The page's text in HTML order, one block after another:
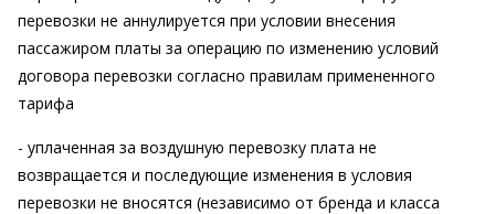
перевозки не аннулируется при условии внесения
пассажиром платы за операцию по изменению условий
договора перевозки согласно правилам примененного
тарифа
- уплаченная за воздушную перевозку плата не
возвращается и последующие изменения в условия
перевозки не вносятся (независимо от бренда и класса